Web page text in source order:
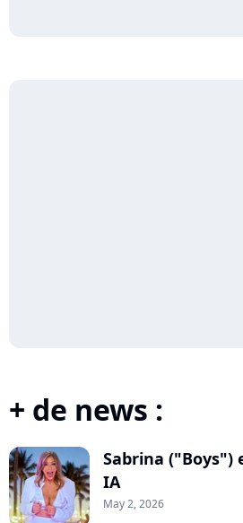
+ de news :
Sabrina ("Boys")
IA
May 2, 2026